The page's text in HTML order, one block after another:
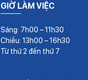
GIỜ LÀM VIỆC
Sáng: 7h00 – 11h30
Chiều: 13h00 – 16h30
Từ thứ 2 đến thứ 7